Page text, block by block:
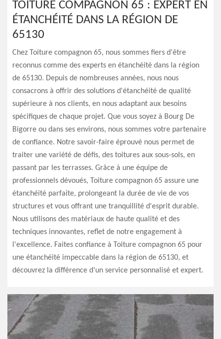
TOITURE COMPAGNON 65 : EXPERT EN
ÉTANCHÉITÉ DANS LA RÉGION DE
65130
Chez Toiture compagnon 65, nous sommes fiers d'être
reconnus comme des experts en étanchéité dans la région
de 65130. Depuis de nombreuses années, nous nous
consacrons à offrir des solutions d'étanchéité de qualité
supérieure à nos clients, en nous adaptant aux besoins
spécifiques de chaque projet. Que vous soyez à Bourg De
Bigorre ou dans ses environs, nous sommes votre partenaire
de confiance. Notre savoir-faire éprouvé nous permet de
traiter une variété de défis, des toitures aux sous-sols, en
passant par les terrasses. Grâce à une équipe de
professionnels dévoués, Toiture compagnon 65 assure une
étanchéité parfaite, prolongeant la durée de vie de vos
structures et vous offrant une tranquillité d'esprit durable.
Nous utilisons des matériaux de haute qualité et des
techniques innovantes, reflet de notre engagement à
l'excellence. Faites confiance à Toiture compagnon 65 pour
une étanchéité impeccable dans la région de 65130, et
découvrez la différence d’un service personnalisé et expert.